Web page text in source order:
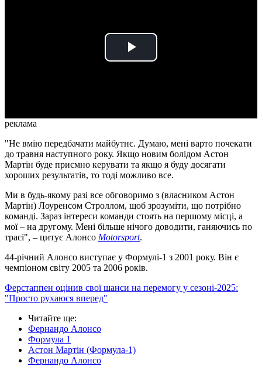
Play
реклама
"Не вмію передбачати майбутнє. Думаю, мені варто почекати
до травня наступного року. Якщо новим болідом Астон
Мартін буде приємно керувати та якщо я буду досягати
хороших результатів, то тоді можливо все.
Ми в будь-якому разі все обговоримо з (власником Астон
Мартін) Лоуренсом Строллом, щоб зрозуміти, що потрібно
команді. Зараз інтереси команди стоять на першому місці, а
мої – на другому. Мені більше нічого доводити, ганяючись по
трасі", – цитує Алонсо Motorsport.
44-річний Алонсо виступає у Формулі-1 з 2001 року. Він є
чемпіоном світу 2005 та 2006 років.
Ферстаппен оцінив свої шанси на перемогу у сезоні-2025:
"Просто рухаюся вперед"
Читайте ще:
Фернандо Алонсо
Формула 1
Астон Мартін (Формула-1)
Фернандо Алонсо